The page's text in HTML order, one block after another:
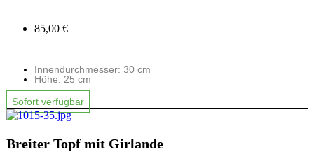
85,00 €
Innendurchmesser: 30 cm
Höhe: 25 cm
Sofort verfügbar
Breiter Topf mit Girlande